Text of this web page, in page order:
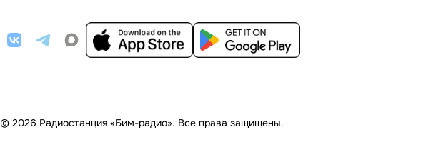
© 2026 Радиостанция «Бим-радио». Все права защищены.